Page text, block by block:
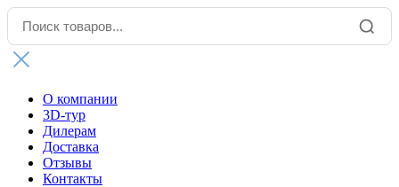
О компании
3D-тур
Дилерам
Доставка
Отзывы
Контакты